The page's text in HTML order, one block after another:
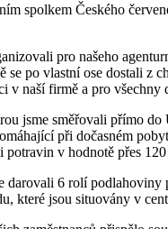
spolkem Českého
pro našeho
se po vlastní ose dostali
v naší firmě a pro všechny
jsme směřovali přímo
při dočasném
potravin v hodnotě přes
darovali 6 rolí
které jsou situovány v